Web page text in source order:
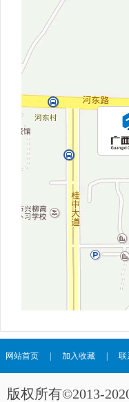
网站首页 加入收藏 联
版权所有©2013-